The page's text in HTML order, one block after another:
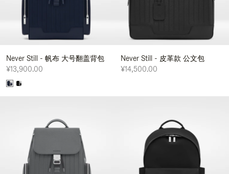
Never Still - 帆布 大号翻盖背包
¥13,900.00
Never Still - 皮革款 公文包
¥14,500.00